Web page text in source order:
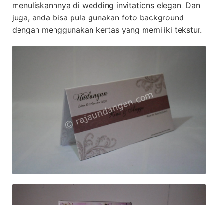
menuliskannnya di wedding invitations elegan. Dan
juga, anda bisa pula gunakan foto background
dengan menggunakan kertas yang memiliki tekstur.